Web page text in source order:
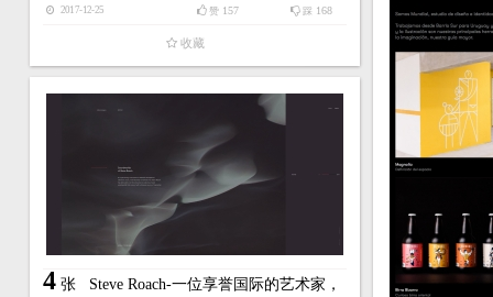
2017-12-25 踩 168
赞 157
收藏
4 张 Steve Roach-一位享誉国际的艺术家，